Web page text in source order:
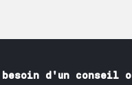
d'un conseil